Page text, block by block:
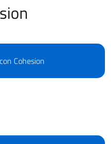
Cohesion